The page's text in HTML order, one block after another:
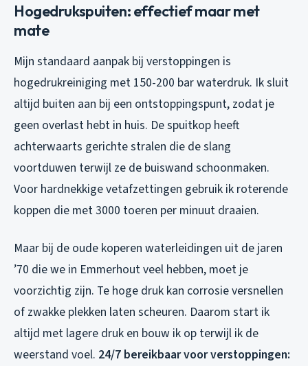
Hogedrukspuiten: effectief maar met
mate
Mijn standaard aanpak bij verstoppingen is
hogedrukreiniging met 150-200 bar waterdruk. Ik sluit
altijd buiten aan bij een ontstoppingspunt, zodat je
geen overlast hebt in huis. De spuitkop heeft
achterwaarts gerichte stralen die de slang
voortduwen terwijl ze de buiswand schoonmaken.
Voor hardnekkige vetafzettingen gebruik ik roterende
koppen die met 3000 toeren per minuut draaien.
Maar bij de oude koperen waterleidingen uit de jaren
’70 die we in Emmerhout veel hebben, moet je
voorzichtig zijn. Te hoge druk kan corrosie versnellen
of zwakke plekken laten scheuren. Daarom start ik
altijd met lagere druk en bouw ik op terwijl ik de
weerstand voel. 24/7 bereikbaar voor verstoppingen: